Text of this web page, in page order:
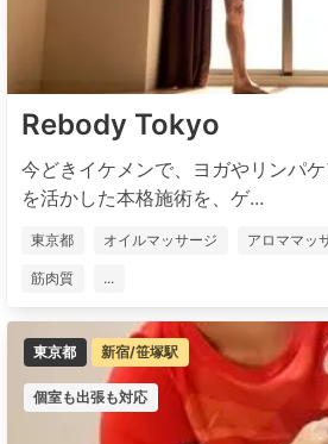
Rebody Tokyo
今どきイケメンで、ヨガやリンパ
を活かした本格施術を、ゲ...
東京都 オイルマッサージ アロママッ
筋肉質 ...
東京都 新宿/笹塚駅
個室も出張も対応